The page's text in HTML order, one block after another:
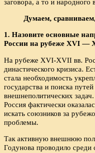
заговора, а то и народного
Думаем,
1. Назовите основные
России на рубеже XVI —
На рубеже XVI-XVII вв.
династического кризиса.
стала необходимость
государства и поиска
внешнеполитических
Россия фактически
искать союзников за
проблемы.
Так активную внешнюю
Годунова проводило